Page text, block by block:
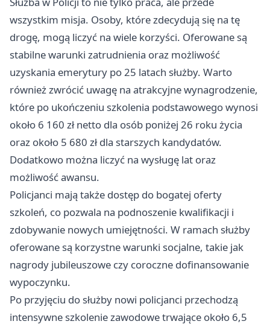
wszystkim misja. Osoby, które zdecydują się na tę
drogę, mogą liczyć na wiele korzyści. Oferowane są
stabilne warunki zatrudnienia oraz możliwość
uzyskania emerytury po 25 latach służby. Warto
również zwrócić uwagę na atrakcyjne wynagrodzenie,
które po ukończeniu szkolenia podstawowego wynosi
około 6 160 zł netto dla osób poniżej 26 roku życia
oraz około 5 680 zł dla starszych kandydatów.
Dodatkowo można liczyć na wysługę lat oraz
możliwość awansu.
Policjanci mają także dostęp do bogatej oferty
szkoleń, co pozwala na podnoszenie kwalifikacji i
zdobywanie nowych umiejętności. W ramach służby
oferowane są korzystne warunki socjalne, takie jak
nagrody jubileuszowe czy coroczne dofinansowanie
wypoczynku.
Po przyjęciu do służby nowi policjanci przechodzą
intensywne szkolenie zawodowe trwające około 6,5